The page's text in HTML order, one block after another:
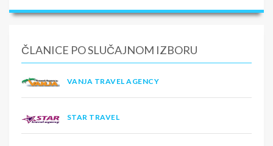
ČLANICE PO SLUČAJNOM IZBORU
VANJA TRAVEL AGENCY
STAR TRAVEL